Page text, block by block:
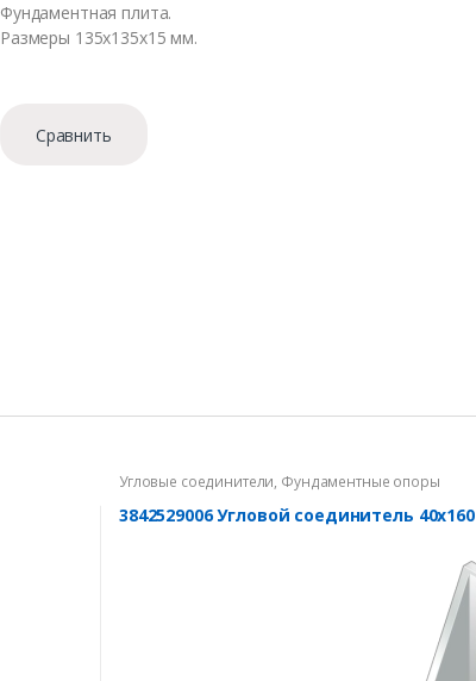
Фундаментная плита.
Размеры 135х135х15 мм.
Сравнить
Угловые соединители, Фундаментные опоры
3842529006 Угловой соединитель 40х160